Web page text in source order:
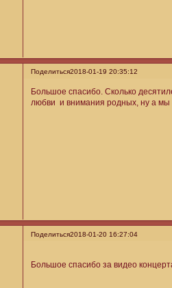
Поделиться2018-01-19 20:35:12
Большое спасибо. Сколько
любви и внимания родных, ну а мы
Поделиться2018-01-20 16:27:04
Большое спасибо за видео